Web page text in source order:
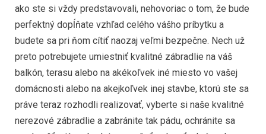
ako ste si vždy predstavovali, nehovoriac o tom, že bude
perfektný dopĺňate vzhľad celého vášho príbytku a
budete sa pri ňom cítiť naozaj veľmi bezpečne. Nech už
preto potrebujete umiestniť kvalitné zábradlie na váš
balkón, terasu alebo na akékoľvek iné miesto vo vašej
domácnosti alebo na akejkoľvek inej stavbe, ktorú ste sa
práve teraz rozhodli realizovať, vyberte si naše kvalitné
nerezové zábradlie a zabránite tak pádu, ochránite sa